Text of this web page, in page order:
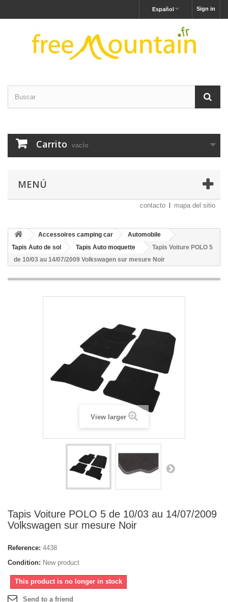
Sign in
Español
Carrito vacío
MENÚ
contacto mapa del sitio
Accessoires camping car
Automobile
Tapis Auto de sol
Tapis Auto moquette
Tapis Voiture POLO 5
de 10/03 au 14/07/2009 Volkswagen sur mesure Noir
View larger
Tapis Voiture POLO 5 de 10/03 au 14/07/2009
Volkswagen sur mesure Noir
Reference: 4438
Condition: New product
This product is no longer in stock
Send to a friend